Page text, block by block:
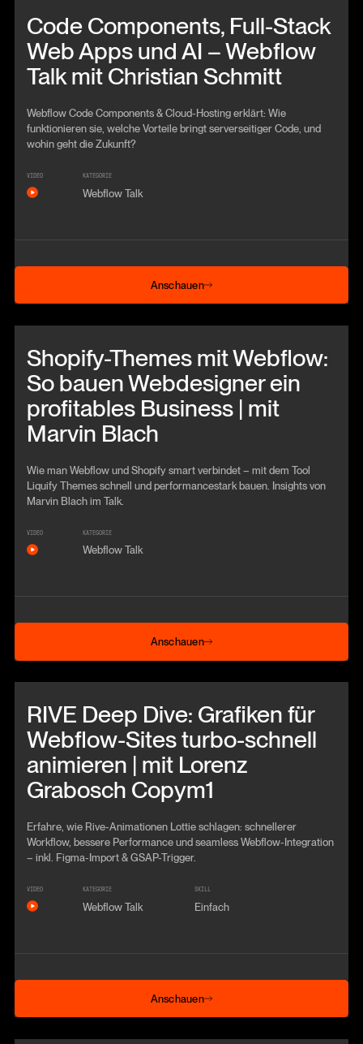
Code Components, Full-Stack
Web Apps und AI – Webflow
Talk mit Christian Schmitt
Webflow Code Components & Cloud‑Hosting erklärt: Wie
funktionieren sie, welche Vorteile bringt serverseitiger Code, und
wohin geht die Zukunft?
VIDEO KATEGORIE
Webflow Talk
Anschauen
Anschauen
Shopify-Themes mit Webflow:
So bauen Webdesigner ein
profitables Business | mit
Marvin Blach
Wie man Webflow und Shopify smart verbindet – mit dem Tool
Liquify Themes schnell und performancestark bauen. Insights von
Marvin Blach im Talk.
VIDEO KATEGORIE
Webflow Talk
Anschauen
Anschauen
RIVE Deep Dive: Grafiken für
Webflow-Sites turbo-schnell
animieren | mit Lorenz
Grabosch Copym1
Erfahre, wie Rive-Animationen Lottie schlagen: schnellerer
Workflow, bessere Performance und seamless Webflow-Integration
– inkl. Figma-Import & GSAP-Trigger.
VIDEO KATEGORIE
Webflow Talk
SKILL
Einfach
Anschauen
Anschauen